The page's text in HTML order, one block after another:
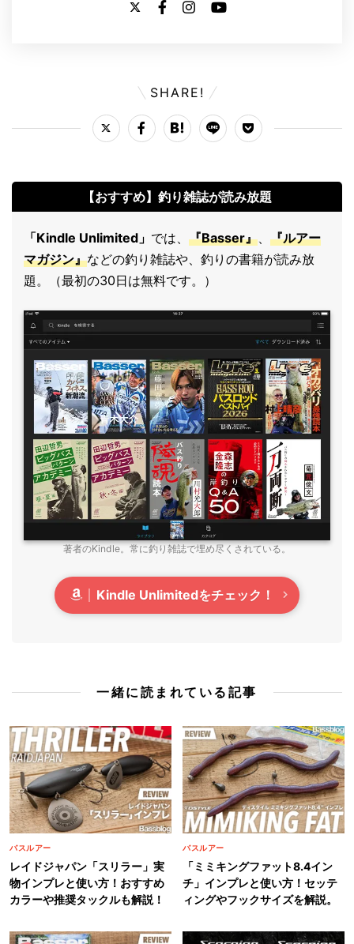
SHARE!
【おすすめ】釣り雑誌が読み放題
「Kindle Unlimited」 では、 『Basser』、 『ルアー
マガジン』などの釣り雑誌や、釣りの書籍が読み放
題。（最初の30日は無料です。）
著者のKindle。常に釣り雑誌で埋め尽くされている。
Kindle Unlimitedをチェック！
一緒に読まれている記事
レイドジャパン「スリラー」実
物インプレと使い方！おすすめ
カラーや推奨タックルも解説！
バスルアー
「ミミキングファット8.4イン
チ」インプレと使い方！セッテ
ィングやフックサイズを解説。
バスルアー